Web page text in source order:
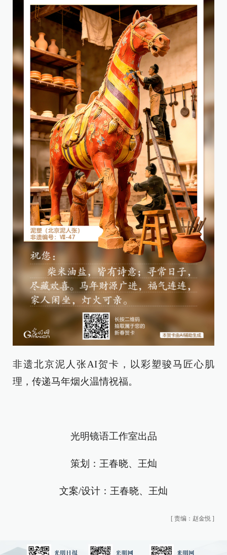
非遗北京泥人张AI贺卡，以彩塑骏马匠心肌
理，传递马年烟火温情祝福。
光明镜语工作室出品
策划：王春晓、王灿
文案/设计：王春晓、王灿
[ 责编：赵金悦 ]